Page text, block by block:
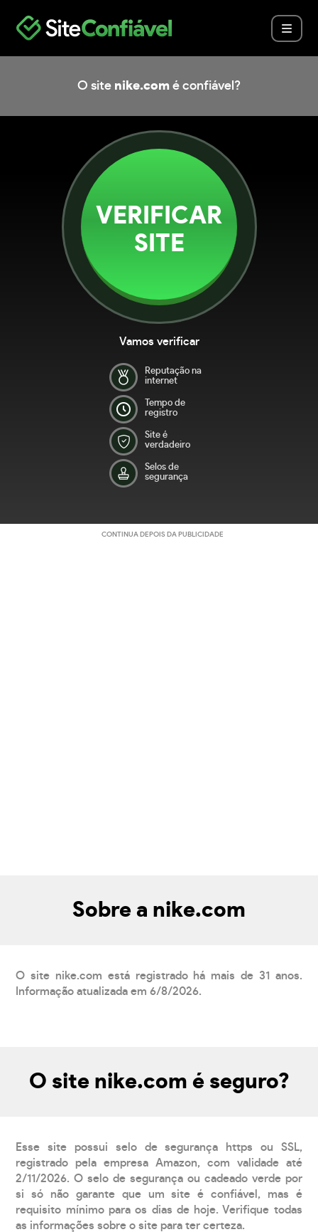
O site nike.com é confiável?
VERIFICAR
SITE
Vamos verificar
Reputação na
internet
Tempo de
registro
Site é
verdadeiro
Selos de
segurança
CONTINUA DEPOIS DA PUBLICIDADE
Sobre a nike.com
O site nike.com está registrado há mais de 31 anos.
Informação atualizada em 6/8/2026.
O site nike.com é seguro?
Esse site possui selo de segurança https ou SSL,
registrado pela empresa Amazon, com validade até
2/11/2026. O selo de segurança ou cadeado verde por
si só não garante que um site é confiável, mas é
requisito mínimo para os dias de hoje. Verifique todas
as informações sobre o site para ter certeza.